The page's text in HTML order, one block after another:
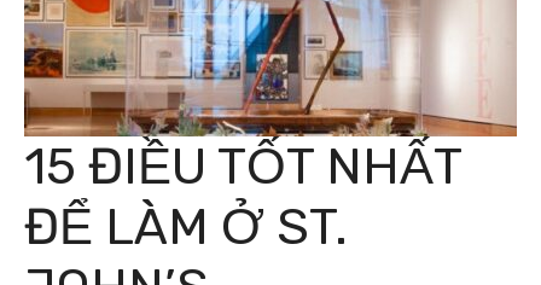
15 ĐIỀU TỐT NHẤT
ĐỂ LÀM Ở ST.